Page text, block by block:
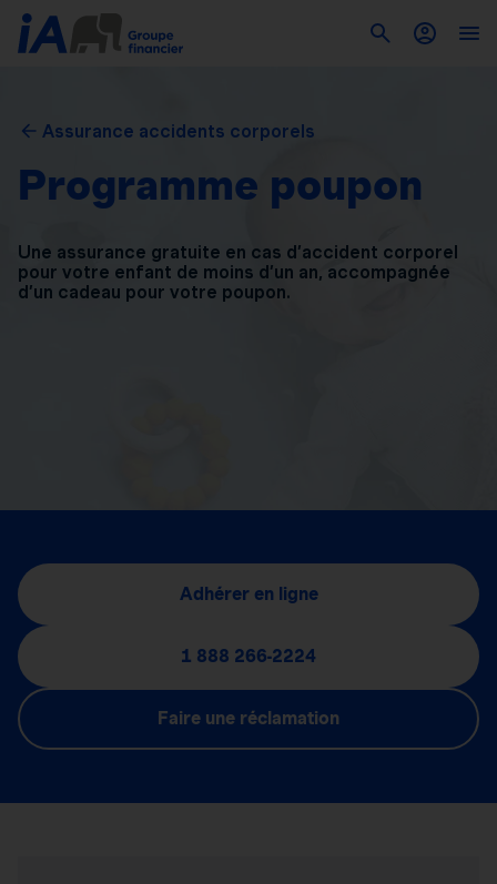
Assurance accidents corporels
Programme poupon
Une assurance gratuite en cas d’accident corporel
pour votre enfant de moins d’un an, accompagnée
d’un cadeau pour votre poupon.
Adhérer en ligne
1 888 266-2224
Faire une réclamation